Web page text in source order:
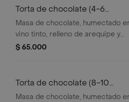
chocolate. consérvese
verificar tamano del producto
impreso en el empaque.
Torta de chocolate (4-6
porciones)
Masa de chocolate, humectado
vino tinto, relleno de arequipe y
nueces molidas, cubierta en crema
verificar tamano del producto
impreso en el empaque.
$ 65.000
Torta de chocolate (8-10
porciones)
Masa de chocolate, humectado